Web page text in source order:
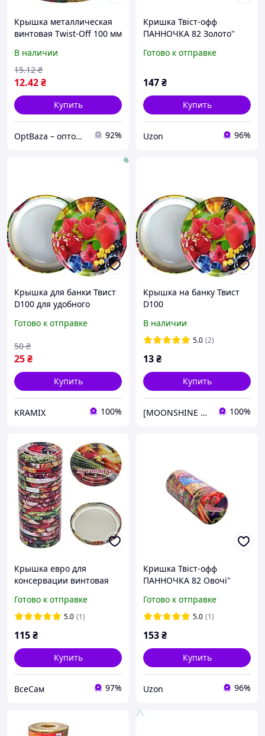
Крышка металлическая
винтовая Twist-Off 100 мм
стеклянных банок
В наличии
12.42₴
15.12 ₴
Купить
OptBaza – оптовые цены для всех 92%
Кришка Твіст-офф
ПАННОЧКА 82 Золото"
емаль)
Готово к отправке
147₴
Купить
Uzon 96%
Крышка для банки Твист
D100 для удобного
напитков и настоек
Готово к отправке
25₴
50 ₴
Купить
KRAMIX 100%
Крышка на банку Твист
D100
В наличии
5.0 (2)
13₴
Купить
[MOONSHINE 96,6%] 100%
Крышка евро для
консервации винтовая
Хуторянка (20шт/пак)
Готово к отправке
5.0 (1)
115₴
Купить
ВсеСам 97%
Кришка Твіст-офф
ПАННОЧКА 82 Овочі"
емаль)
Готово к отправке
5.0 (1)
153₴
Купить
Uzon 96%